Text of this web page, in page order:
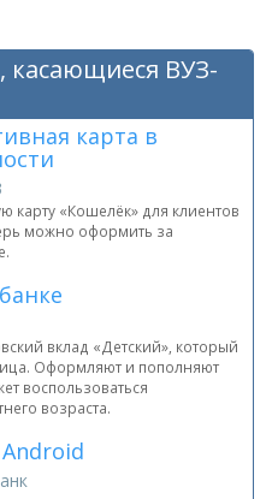
касающиеся ВУЗ-
карта в
карту «Кошелёк» для клиентов
можно оформить за
вклад «Детский», который
Оформляют и пополняют
воспользоваться
возраста.